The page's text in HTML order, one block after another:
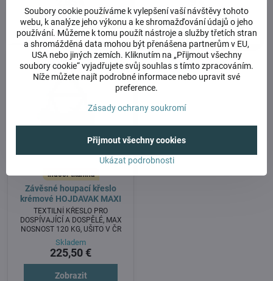
Zobrazit Do košíku
indoor tkanina
Závěsné houpací křeslo
krémové HOJDAVAK MAXI
TEXTILNÍ KŘESLO PRO
DOSPÍVAJÍCÍ A DOSPĚLÉ, MAX
NOSNOST 120 KG, UŠITO V ČR
Skladem
225,50 €
Zobrazit
Soubory cookie používáme k vylepšení vaší návštěvy tohoto
webu, k analýze jeho výkonu a ke shromažďování údajů o jeho
používání. Můžeme k tomu použít nástroje a služby třetích stran
a shromážděná data mohou být přenášena partnerům v EU,
USA nebo jiných zemích. Kliknutím na „Přijmout všechny
soubory cookie“ vyjadřujete svůj souhlas s tímto zpracováním.
Níže můžete najít podrobné informace nebo upravit své
preference.
Zásady ochrany soukromí
Ukázat podrobnosti
Přijmout všechny cookies